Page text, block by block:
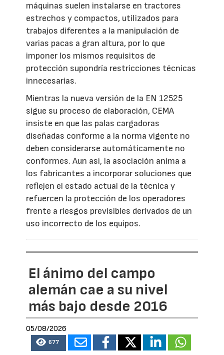
máquinas suelen instalarse en tractores
estrechos y compactos, utilizados para
trabajos diferentes a la manipulación de
varias pacas a gran altura, por lo que
imponer los mismos requisitos de
protección supondría restricciones técnicas
innecesarias.
Mientras la nueva versión de la EN 12525
sigue su proceso de elaboración, CEMA
insiste en que las palas cargadoras
diseñadas conforme a la norma vigente no
deben considerarse automáticamente no
conformes. Aun así, la asociación anima a
los fabricantes a incorporar soluciones que
reflejen el estado actual de la técnica y
refuercen la protección de los operadores
frente a riesgos previsibles derivados de un
uso incorrecto de los equipos.
El ánimo del campo
alemán cae a su nivel
más bajo desde 2016
05/08/2026
677